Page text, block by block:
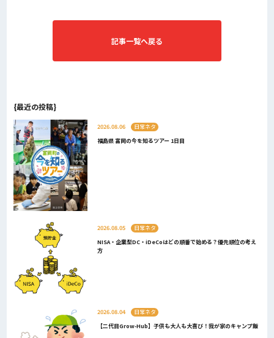
記事一覧へ戻る
{最近の投稿}
2026.08.06
日常ネタ
福島県 富岡の今を知るツアー 1日目
2026.08.05
日常ネタ
NISA・企業型DC・iDeCoはどの順番で始める？優先順位の考え
方
2026.08.04
日常ネタ
【二代目Grow-Hub】子供も大人も大喜び！我が家のキャンプ飯